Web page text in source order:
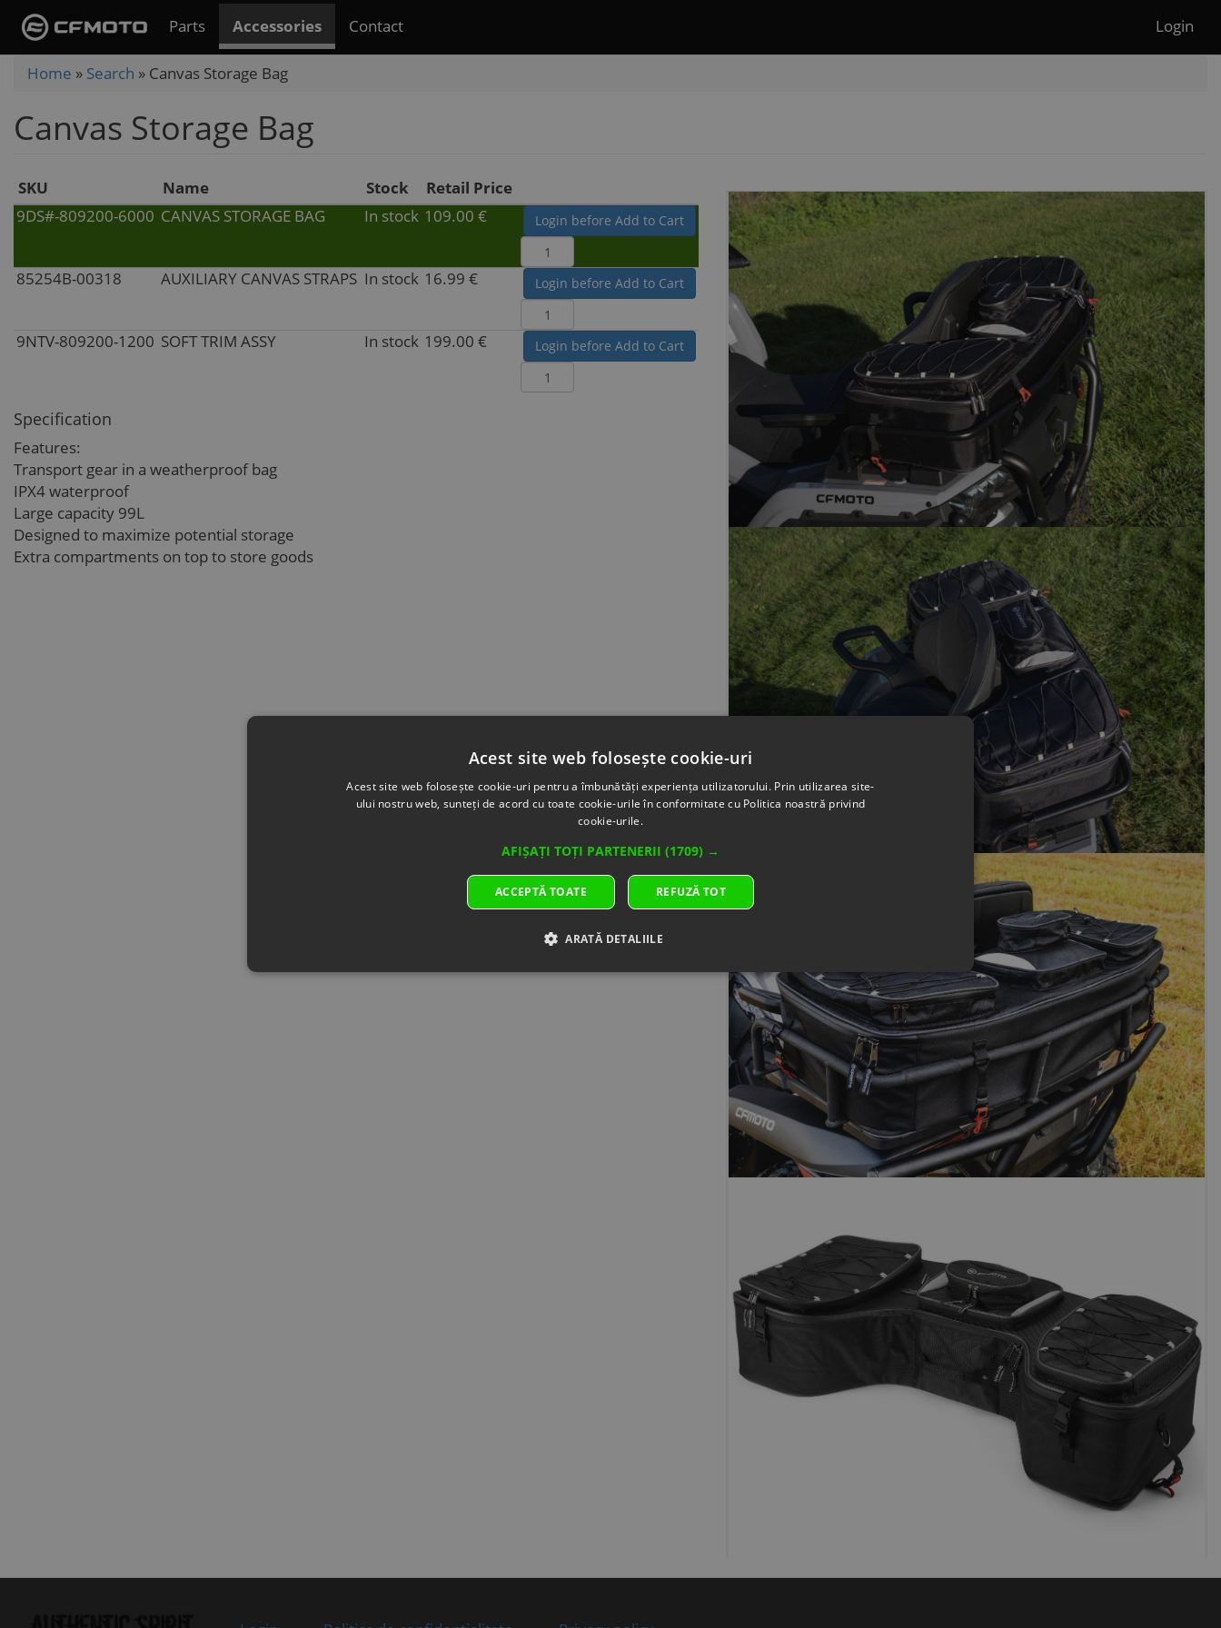
Skip
main
content
Parts Accessories Contact Login
You
here
Home » Search » Canvas Storage Bag
Canvas Storage Bag
SKU Name Stock
Retail Price
9DS#-809200-6000 CANVAS STORAGE BAG In stock 109.00 € Login before Add to Cart
85254B-00318 AUXILIARY CANVAS STRAPS In stock 16.99 € Login before Add to Cart
9NTV-809200-1200 SOFT TRIM ASSY In stock 199.00 € Login before Add to Cart
Specification
Features:
Transport gear in a weatherproof bag
IPX4 waterproof
Large capacity 99L
Designed to maximize potential storage
Extra compartments on top to store goods
Acest site web folosește cookie-uri
Acest site web folosește cookie-uri pentru a îmbunătăți experiența utilizatorului. Prin utilizarea site-
ului nostru web, sunteți de acord cu toate cookie-urile în conformitate cu Politica noastră privind
cookie-urile.
AFIȘAȚI TOȚI PARTENERII (1709) →
ACCEPTĂ TOATE REFUZĂ TOT
ARATĂ DETALIILE